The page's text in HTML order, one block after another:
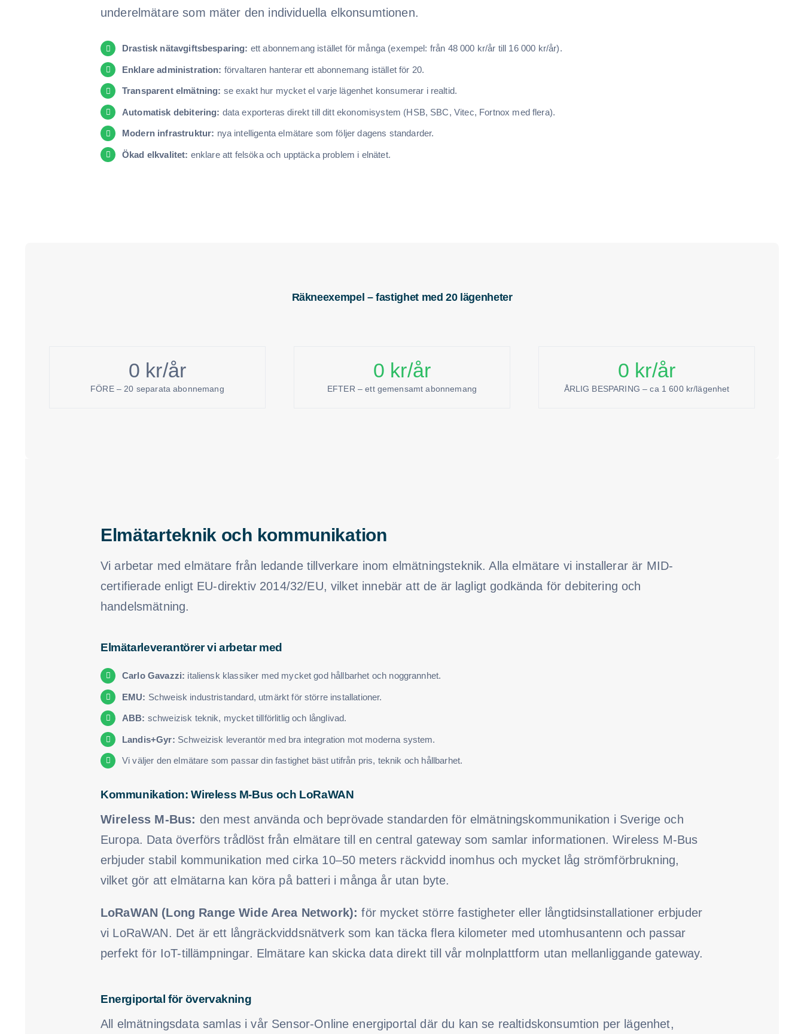
underelmätare som mäter den individuella elkonsumtionen.
Drastisk nätavgiftsbesparing: ett abonnemang istället för många (exempel: från 48 000 kr/år till 16 000 kr/år).
Enklare administration: förvaltaren hanterar ett abonnemang istället för 20.
Transparent elmätning: se exakt hur mycket el varje lägenhet konsumerar i realtid.
Automatisk debitering: data exporteras direkt till ditt ekonomisystem (HSB, SBC, Vitec, Fortnox med flera).
Modern infrastruktur: nya intelligenta elmätare som följer dagens standarder.
Ökad elkvalitet: enklare att felsöka och upptäcka problem i elnätet.
Räkneexempel – fastighet med 20 lägenheter
0 kr/år
FÖRE – 20 separata abonnemang
0 kr/år
EFTER – ett gemensamt abonnemang
0 kr/år
ÅRLIG BESPARING – ca 1 600 kr/lägenhet
Elmätarteknik och kommunikation
Vi arbetar med elmätare från ledande tillverkare inom elmätningsteknik. Alla elmätare vi installerar är MID-
certifierade enligt EU-direktiv 2014/32/EU, vilket innebär att de är lagligt godkända för debitering och
handelsmätning.
Elmätarleverantörer vi arbetar med
Carlo Gavazzi: italiensk klassiker med mycket god hållbarhet och noggrannhet.
EMU: Schweisk industristandard, utmärkt för större installationer.
ABB: schweizisk teknik, mycket tillförlitlig och långlivad.
Landis+Gyr: Schweizisk leverantör med bra integration mot moderna system.
Vi väljer den elmätare som passar din fastighet bäst utifrån pris, teknik och hållbarhet.
Kommunikation: Wireless M-Bus och LoRaWAN
Wireless M-Bus: den mest använda och beprövade standarden för elmätningskommunikation i Sverige och
Europa. Data överförs trådlöst från elmätare till en central gateway som samlar informationen. Wireless M-Bus
erbjuder stabil kommunikation med cirka 10–50 meters räckvidd inomhus och mycket låg strömförbrukning,
vilket gör att elmätarna kan köra på batteri i många år utan byte.
LoRaWAN (Long Range Wide Area Network): för mycket större fastigheter eller långtidsinstallationer erbjuder
vi LoRaWAN. Det är ett långräckviddsnätverk som kan täcka flera kilometer med utomhusantenn och passar
perfekt för IoT-tillämpningar. Elmätare kan skicka data direkt till vår molnplattform utan mellanliggande gateway.
Energiportal för övervakning
All elmätningsdata samlas i vår Sensor-Online energiportal där du kan se realtidskonsumtion per lägenhet,